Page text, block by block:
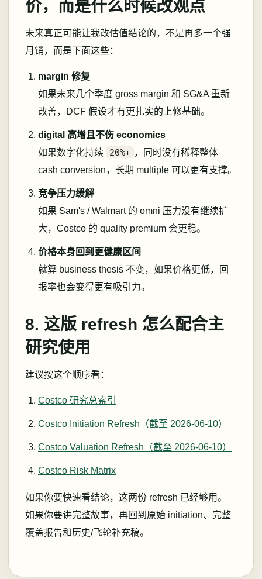
价，而是什么时候改观点
未来真正可能让我改估值结论的，不是再多一个强
月销，而是下面这些：
margin 修复
如果未来几个季度 gross margin 和 SG&A 重新
改善，DCF 假设才有更扎实的上修基础。
digital 高增且不伤 economics
如果数字化持续
20%+ ，同时没有稀释整体
cash conversion，长期 multiple 可以更有支撑。
竞争压力缓解
如果 Sam's / Walmart 的 omni 压力没有继续扩
大，Costco 的 quality premium 会更稳。
价格本身回到更健康区间
就算 business thesis 不变，如果价格更低，回
报率也会变得更有吸引力。
8. 这版 refresh 怎么配合主
研究使用
建议按这个顺序看：
Costco 研究总索引
Costco Initiation Refresh（截至 2026-06-10）
Costco Valuation Refresh（截至 2026-06-10）
Costco Risk Matrix
如果你要快速看结论，这两份 refresh 已经够用。
如果你要讲完整故事，再回到原始 initiation、完整
覆盖报告和历史/飞轮补充稿。